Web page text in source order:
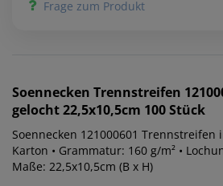
Frage zum Produkt
Soennecken Trennstreifen
gelocht 22,5x10,5cm 100 Stück
Soennecken 121000601 Trennstreifen
Karton • Grammatur: 160 g/m² •
Maße: 22,5x10,5cm (B x H)